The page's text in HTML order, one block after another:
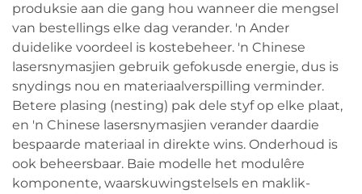
produksie aan die gang hou wanneer die mengsel
van bestellings elke dag verander. 'n Ander
duidelike voordeel is kostebeheer. 'n Chinese
lasersnymasjien gebruik gefokusde energie, dus is
snydings nou en materiaalverspilling verminder.
Betere plasing (nesting) pak dele styf op elke plaat,
en 'n Chinese lasersnymasjien verander daardie
bespaarde materiaal in direkte wins. Onderhoud is
ook beheersbaar. Baie modelle het modulêre
komponente, waarskuwingstelsels en maklik-